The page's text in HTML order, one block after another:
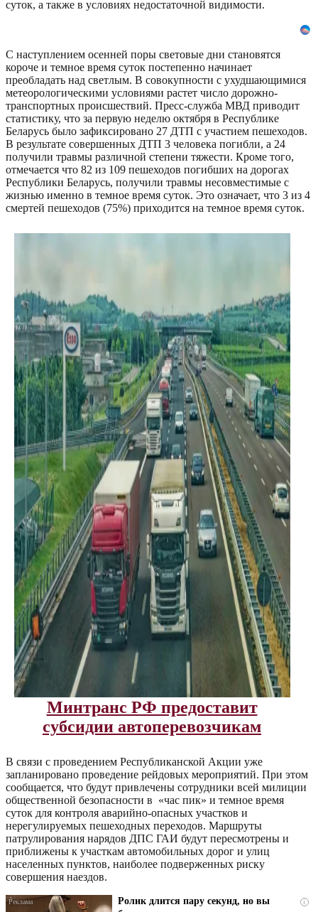
суток, а также в условиях недостаточной видимости.
С наступлением осенней поры световые дни становятся
короче и темное время суток постепенно начинает
преобладать над светлым. В совокупности с ухудшающимися
метеорологическими условиями растет число дорожно-
транспортных происшествий. Пресс-служба МВД приводит
статистику, что за первую неделю октября в Республике
Беларусь было зафиксировано 27 ДТП с участием пешеходов.
В результате совершенных ДТП 3 человека погибли, а 24
получили травмы различной степени тяжести. Кроме того,
отмечается что 82 из 109 пешеходов погибших на дорогах
Республики Беларусь, получили травмы несовместимые с
жизнью именно в темное время суток. Это означает, что 3 из 4
смертей пешеходов (75%) приходится на темное время суток.
Минтранс РФ предоставит
субсидии автоперевозчикам
В связи с проведением Республиканской Акции уже
запланировано проведение рейдовых мероприятий. При этом
сообщается, что будут привлечены сотрудники всей милиции
общественной безопасности в «час пик» и темное время
суток для контроля аварийно-опасных участков и
нерегулируемых пешеходных переходов. Маршруты
патрулирования нарядов ДПС ГАИ будут пересмотрены и
приближены к участкам автомобильных дорог и улиц
населенных пунктов, наиболее подверженных риску
совершения наездов.
i
Ролик длится пару секунд, но вы